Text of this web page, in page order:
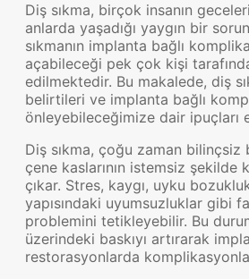
Diş sıkma, birçok insanın
anlarda yaşadığı yaygın bir
sıkmanın implanta bağlı
açabileceği pek çok kişi
edilmektedir. Bu makalede, diş
belirtileri ve implanta bağlı
önleyebileceğimize dair ipuçları
Diş sıkma, çoğu zaman
çene kaslarının istemsiz şekilde
çıkar. Stres, kaygı, uyku
yapısındaki uyumsuzluklar gibi
problemini tetikleyebilir. Bu
üzerindeki baskıyı artırarak
restorasyonlarda